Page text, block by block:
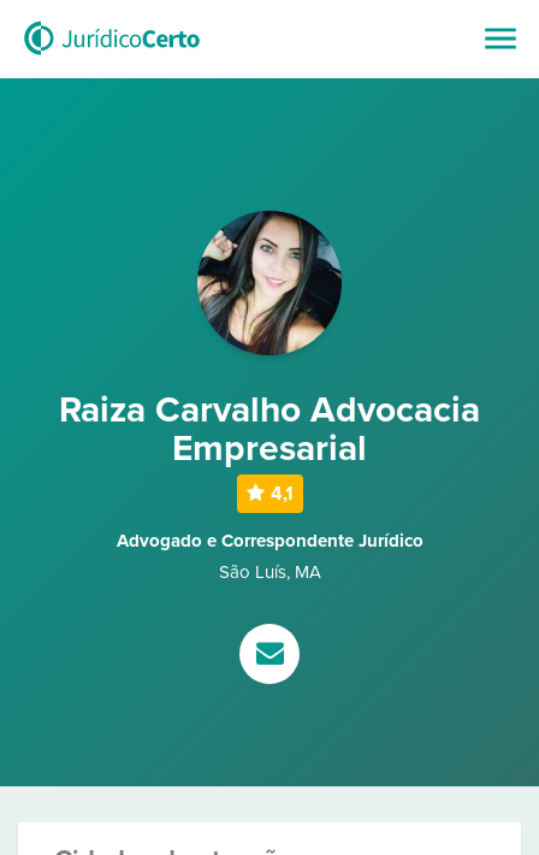
Raiza Carvalho Advocacia
Empresarial
4,1
Advogado e Correspondente Jurídico
São Luís, MA